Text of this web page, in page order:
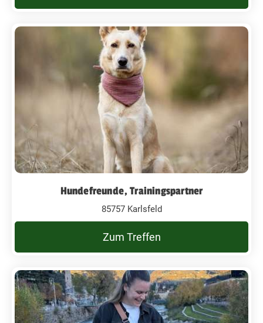
Hundefreunde, Trainingspartner
85757 Karlsfeld
Zum Treffen